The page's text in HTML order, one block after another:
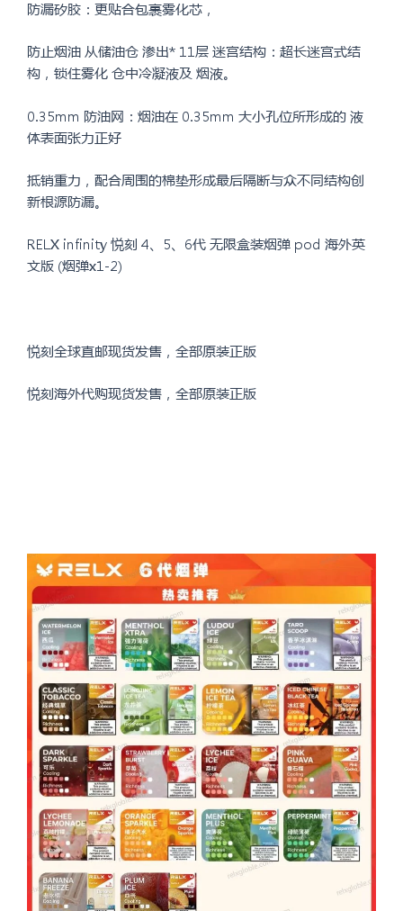
防漏矽胶：更贴合包裹雾化芯，
防止烟油 从储油仓 渗出* 11层 迷宫结构：超长迷宫式结
构，锁住雾化 仓中冷凝液及 烟液。
0.35mm 防油网：烟油在 0.35mm 大小孔位所形成的 液
体表面张力正好
抵销重力，配合周围的棉垫形成最后隔断与众不同结构创
新根源防漏。
RELX infinity 悦刻 4、5、6代 无限盒装烟弹 pod 海外英
文版 (烟弹x1-2)
悦刻全球直邮现货发售，全部原装正版
悦刻海外代购现货发售，全部原装正版